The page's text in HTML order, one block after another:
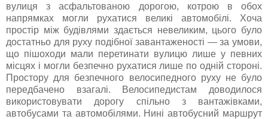
вулиця з асфальтованою дорогою, котрою в обох
напрямках могли рухатися великі автомобілі. Хоча
простір між будівлями здається невеликим, цього було
достатньо для руху подібної завантаженості — за умови,
що пішоходи мали перетинати вулицю лише у певних
місцях і могли безпечно рухатися лише по одній стороні.
Простору для безпечного велосипедного руху не було
передбачено взагалі. Велосипедистам доводилося
використовувати дорогу спільно з вантажівками,
автобусами та автомобілями. Нині автобусний маршрут